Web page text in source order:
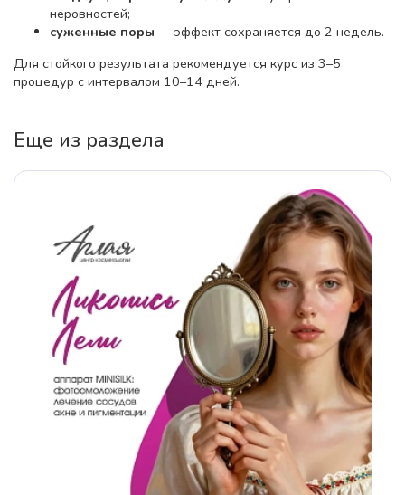
неровностей;
суженные поры — эффект сохраняется до 2 недель.
Для стойкого результата рекомендуется курс из 3–5
процедур с интервалом 10–14 дней.
Еще из раздела